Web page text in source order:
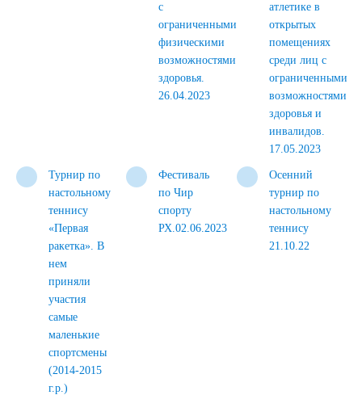
с
ограниченными
физическими
возможностями
здоровья.
26.04.2023
атлетике в
открытых
помещениях
среди лиц с
ограниченными
возможностями
здоровья и
инвалидов.
17.05.2023
Турнир по
настольному
теннису
«Первая
ракетка». В
нем
приняли
участия
самые
маленькие
спортсмены
(2014-2015
г.р.)
Фестиваль
по Чир
спорту
РХ.02.06.2023
Осенний
турнир по
настольному
теннису
21.10.22